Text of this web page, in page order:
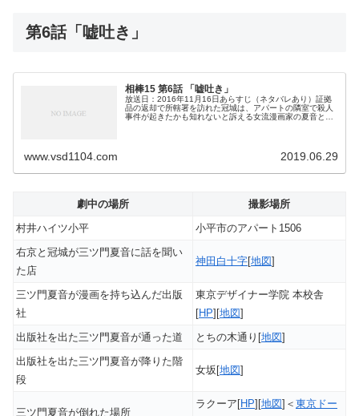
第6話「嘘吐き」
相棒15 第6話 「嘘吐き」
放送日：2016年11月16日あらすじ（ネタバレあり）証拠
品の返却で所轄署を訪れた冠城は、アパートの隣室で殺人
事件が起きたかも知れないと訴える女流漫画家の夏音と知
www.vsd1104.com 2019.06.29
劇中の場所
撮影場所
村井ハイツ小平
小平市のアパート1506
右京と冠城が三ツ門夏音に話を聞い
た店
神田白十字[地図]
三ツ門夏音が漫画を持ち込んだ出版
社
東京デザイナー学院 本校舎
[HP][地図]
出版社を出た三ツ門夏音が通った道
とちの木通り[地図]
出版社を出た三ツ門夏音が降りた階
段
女坂[地図]
三ツ門夏音が倒れた場所
ラクーア[HP][地図]＜ 東京ドー